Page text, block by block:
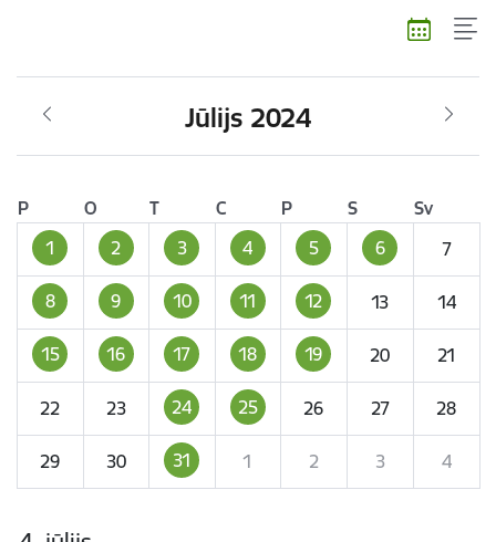
Jūlijs 2024
P O T C P S
Sv
1
2 3 4 5 6 7
8 9 10 11 12 13 14
15 16 17 18 19 20 21
22 23 24 25 26 27 28
29 30 31 1 2 3 4